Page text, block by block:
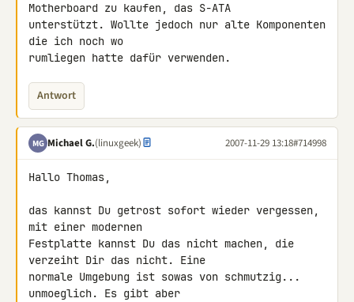
Motherboard zu kaufen, das S-ATA
unterstützt. Wollte jedoch nur alte Komponenten
die ich noch wo
rumliegen hatte dafür verwenden.
Antwort
MG Michael G.(linuxgeek) 2007-11-29 13:18#714998
Hallo Thomas,
das kannst Du getrost sofort wieder vergessen,
mit einer modernen
Festplatte kannst Du das nicht machen, die
verzeiht Dir das nicht. Eine
normale Umgebung ist sowas von schmutzig...
unmoeglich. Es gibt aber